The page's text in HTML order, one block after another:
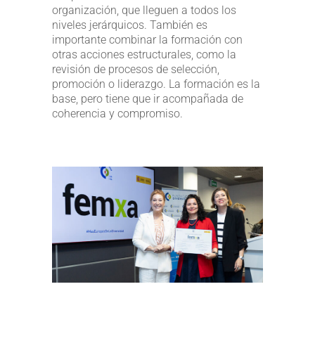
organización, que lleguen a todos los
niveles jerárquicos. También es
importante combinar la formación con
otras acciones estructurales, como la
revisión de procesos de selección,
promoción o liderazgo. La formación es la
base, pero tiene que ir acompañada de
coherencia y compromiso.